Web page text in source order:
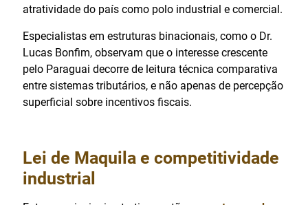
atratividade do país como polo industrial e comercial.
Especialistas em estruturas binacionais, como o Dr.
Lucas Bonfim, observam que o interesse crescente
pelo Paraguai decorre de leitura técnica comparativa
entre sistemas tributários, e não apenas de percepção
superficial sobre incentivos fiscais.
Lei de Maquila e competitividade
industrial